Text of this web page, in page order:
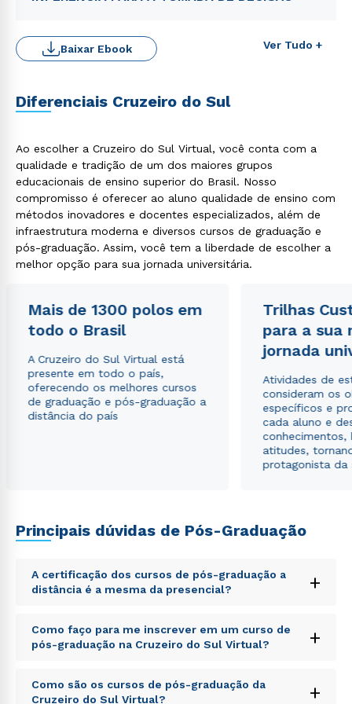
Ver Tudo +
Baixar Ebook
Diferenciais Cruzeiro do Sul
Ao escolher a Cruzeiro do Sul Virtual, você conta com a
qualidade e tradição de um dos maiores grupos
educacionais de ensino superior do Brasil. Nosso
compromisso é oferecer ao aluno qualidade de ensino com
métodos inovadores e docentes especializados, além de
infraestrutura moderna e diversos cursos de graduação e
pós-graduação. Assim, você tem a liberdade de escolher a
melhor opção para sua jornada universitária.
Mais de 1300 polos em
todo o Brasil
A Cruzeiro do Sul Virtual está
presente em todo o país,
oferecendo os melhores cursos
de graduação e pós-graduação a
distância do país
Trilhas
para a sua
jornada
Atividades de
consideram os
específicos e
cada aluno e
conhecimentos,
atitudes,
protagonista da
Principais dúvidas de Pós-Graduação
A certificação dos cursos de pós-graduação a
distância é a mesma da presencial?
+
Sed ut perspiciatis unde omnis iste natus error sit
voluptatem accusantium doloremque laudantium,
totam rem aperiam, eaque ipsa quae ab illo inventore
explicabo. Nemo enim ipsam voluptatem quia
voluptas sit aspernatur aut odit aut fugit, sed quia
Como faço para me inscrever em um curso de
pós-graduação na Cruzeiro do Sul Virtual?
+
Sed ut perspiciatis unde omnis iste natus error sit
voluptatem accusantium doloremque laudantium,
Como são os cursos de pós-graduação da
Cruzeiro do Sul Virtual?
+
Rápido e fácil
WhatsApp
Política de Privacidade.
autorizo que meus dados sejam utilizados para o
envio de conteúdos da Cruzeiro do Sul.